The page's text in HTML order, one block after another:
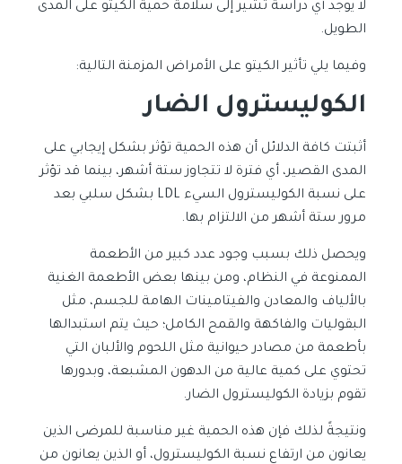
لا يوجد أي دراسة تشير إلى سلامة حمية الكيتو على المدى
الطويل.
وفيما يلي تأثير الكيتو على الأمراض المزمنة التالية:
الكوليسترول الضار
أثبتت كافة الدلائل أن هذه الحمية تؤثر بشكل إيجابي على
المدى القصير، أي فترة لا تتجاوز ستة أشهر، بينما قد تؤثر
على نسبة الكوليسترول السيء LDL بشكل سلبي بعد
مرور ستة أشهر من الالتزام بها.
ويحصل ذلك بسبب وجود عدد كبير من الأطعمة
الممنوعة في النظام، ومن بينها بعض الأطعمة الغنية
بالألياف والمعادن والفيتامينات الهامة للجسم، مثل
البقوليات والفاكهة والقمح الكامل؛ حيث يتم استبدالها
بأطعمة من مصادر حيوانية مثل اللحوم والألبان التي
تحتوي على كمية عالية من الدهون المشبعة، وبدورها
تقوم بزيادة الكوليسترول الضار.
ونتيجةً لذلك فإن هذه الحمية غير مناسبة للمرضى الذين
يعانون من ارتفاع نسبة الكوليسترول، أو الذين يعانون من